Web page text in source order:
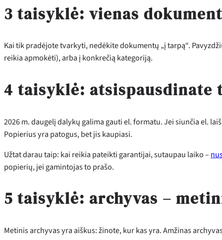
3 taisyklė: vienas
Kai tik pradėjote tvarkyti, nedėkite dokumentų „į tarpą“.
reikia apmokėti), arba į konkrečią kategoriją.
4 taisyklė:
2026 m. daugelį dalykų galima gauti el. formatu. Jei siunčia el.
Popierius yra patogus, bet jis kaupiasi.
Užtat darau taip: kai reikia pateikti garantijai, sutaupau laiko –
popierių, jei gamintojas to prašo.
5 taisyklė: archyvas –
Metinis archyvas yra aiškus: žinote, kur kas yra. Amžinas